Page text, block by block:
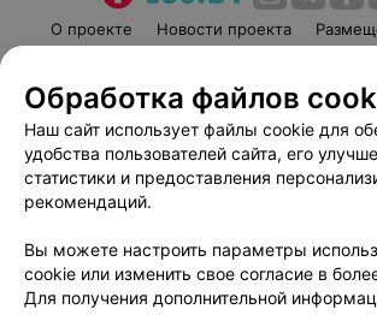
О проекте Новости проекта
Пользовательское соглашение
Вакансии
Партнеры
Написать руководителю
Обработка персональных
Обработка файлов
Наш сайт использует файлы cookie для
удобства пользователей сайта, его
статистики и предоставления
рекомендаций.
Вы можете настроить параметры
cookie или изменить свое согласие в
Для получения дополнительной